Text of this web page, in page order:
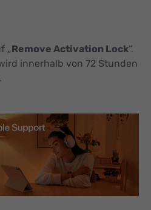
„Remove Activation Lock“.
innerhalb von 72 Stunden